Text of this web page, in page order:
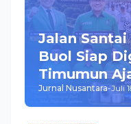
Jalan
Buol Siap
Timumun
Meriahkan
Utama
Jurnal Nusantara-Juli